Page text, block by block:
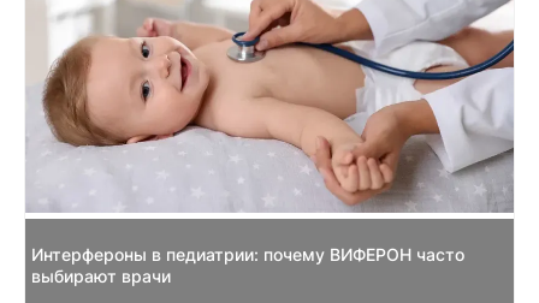
Интерфероны в педиатрии: почему ВИФЕРОН часто
выбирают врачи